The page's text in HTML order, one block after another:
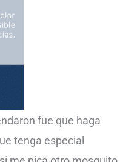
fue que haga
tenga especial